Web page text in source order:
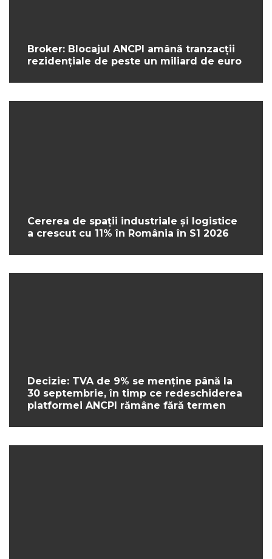
Broker: Blocajul ANCPI amână tranzacții
rezidențiale de peste un miliard de euro
Cererea de spații industriale și logistice
a crescut cu 11% în România în S1 2026
Decizie: TVA de 9% se menține până la
30 septembrie, în timp ce redeschiderea
platformei ANCPI rămâne fără termen